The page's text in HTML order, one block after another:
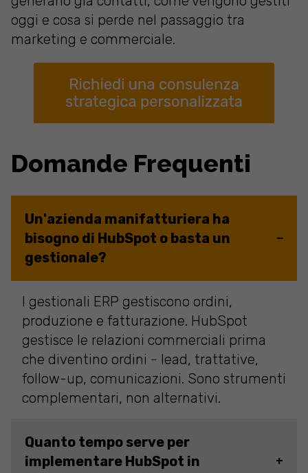
oggi e cosa si perde nel passaggio tra
marketing e commerciale.
Domande Frequenti
Un'azienda manifatturiera ha
bisogno di HubSpot o basta un
gestionale?
I gestionali ERP gestiscono ordini,
produzione e fatturazione. HubSpot
gestisce le relazioni commerciali prima
che diventino ordini - lead, trattative,
follow-up, comunicazioni. Sono strumenti
complementari, non alternativi.
Quanto tempo serve per
implementare HubSpot in